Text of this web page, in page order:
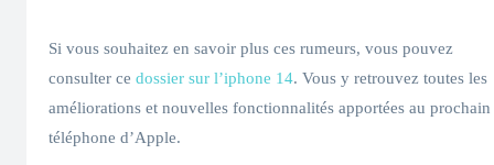
Si vous souhaitez en savoir plus ces rumeurs, vous pouvez
consulter ce dossier sur l’iphone 14. Vous y retrouvez toutes les
améliorations et nouvelles fonctionnalités apportées au prochain
téléphone d’Apple.